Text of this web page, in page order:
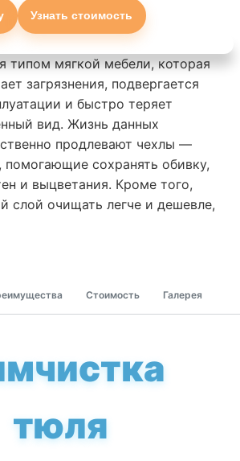
Узнать стоимость
типом мягкой мебели, которая
загрязнения, подвергается
и быстро теряет
вид. Жизнь данных
продлевают чехлы —
помогающие сохранять обивку,
и выцветания. Кроме того,
слой очищать легче и дешевле,
Стоимость Галерея
тюля